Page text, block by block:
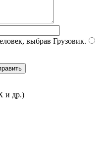
выбрав Грузовик.
и др.)